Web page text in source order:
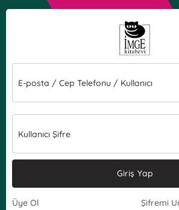
E-posta / Cep Telefonu / Kullanıcı
Kullanıcı Şifre
Giriş Yap
Üye Ol Şifremi